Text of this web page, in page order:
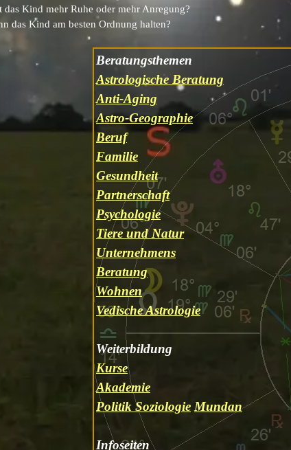
das Kind mehr Ruhe oder mehr Anregung?
das Kind am besten Ordnung halten?
Beratungsthemen
Astrologische Beratung
Anti-Aging
Astro-Geographie
Beruf
Familie
Gesundheit
Partnerschaft
Psychologie
Tiere und Natur
Unternehmens
Beratung
Wohnen
Vedische Astrologie
Weiterbildung
Kurse
Akademie
Politik Soziologie Mundan
Infoseiten